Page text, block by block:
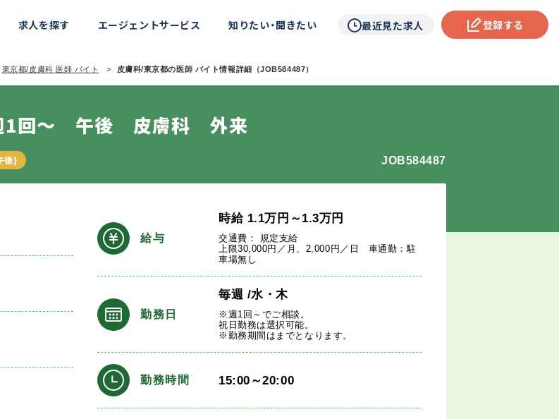
求人を探す エージェントサービス 知りたい・聞きたい 最近見た求人 登録する
東京都/皮膚科 医師 バイト 皮膚科/東京都の医師 バイト情報詳細（JOB584487）
1回～ 午後 皮膚科 外来
後) JOB584487
給与
時給1.1万円 ～1.3万円
交通費： 規定支給
上限30,000円／月、2,000円／日 車通勤：駐
車場無し
勤務日
毎週 /水・木
※週1回～でご相談。
祝日勤務は選択可能。
※勤務期間はまでとなります。
勤務時間 15:00～20:00